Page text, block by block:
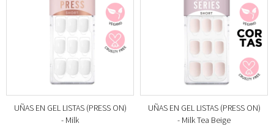
UÑAS EN GEL LISTAS (PRESS ON)
- Milk
UÑAS EN GEL LISTAS (PRESS ON)
- Milk Tea Beige